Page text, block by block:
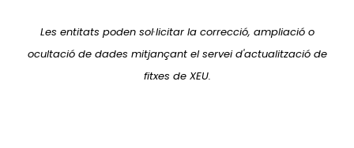
Les entitats poden sol·licitar la correcció, ampliació o
ocultació de dades mitjançant el servei d'actualització de
fitxes de XEU.